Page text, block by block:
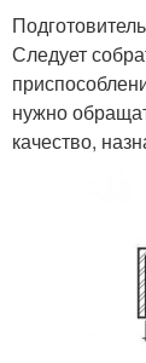
Следует
нужно
качество,